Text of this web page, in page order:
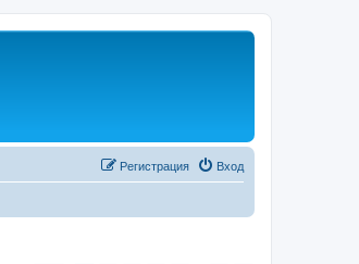
Вход
Регистрация